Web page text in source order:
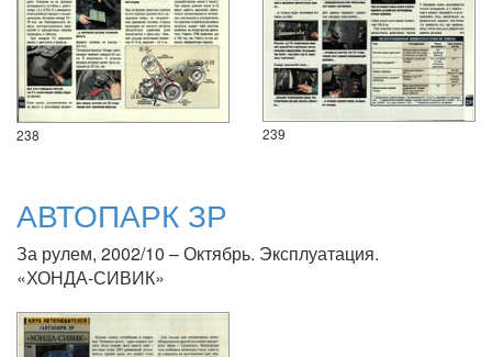
238 239
АВТОПАРК ЗР
За рулем, 2002/10 – Октябрь. Эксплуатация.
«ХОНДА-СИВИК»